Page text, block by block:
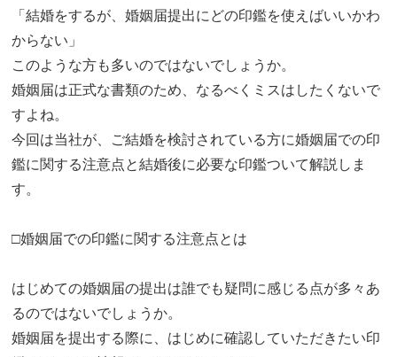
「結婚をするが、婚姻届提出にどの印鑑を使えばいいかわ
からない」
このような方も多いのではないでしょうか。
婚姻届は正式な書類のため、なるべくミスはしたくないで
すよね。
今回は当社が、ご結婚を検討されている方に婚姻届での印
鑑に関する注意点と結婚後に必要な印鑑ついて解説しま
す。
□婚姻届での印鑑に関する注意点とは
はじめての婚姻届の提出は誰でも疑問に感じる点が多々あ
るのではないでしょうか。
婚姻届を提出する際に、はじめに確認していただきたい印